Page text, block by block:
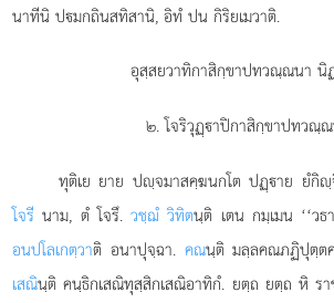
นาทีนิ ปมกถินสทิสานิ, อิทํ ปน กิริยเมวาติ.
อุสฺสยวาทิกาสิกฺขาปทวณฺณนา นิ
๒. โจริวุฏฺาปิกาสิกฺขาปทวณฺ
ทุติเย ยาย ปฺจมาสคฺฆนกโต ปฏฺาย ยํกิ
โจรี นาม, ตํ โจรึ.วชฺฌํ วิทิตนฺติ เตน กมฺเมน ‘‘ว
อนปโลเกตฺวาติ อนาปุจฺฉา. คณนฺติ มลฺลคณภฏิปุตฺ
เสณินฺติ คนฺธิกเสณิทุสฺสิกเสณิอาทิกํ. ยตฺถ ยตฺถ หิ ร